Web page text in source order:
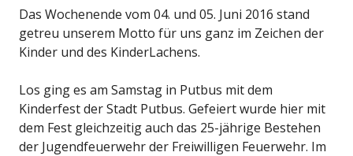
Das Wochenende vom 04. und 05. Juni 2016 stand
getreu unserem Motto für uns ganz im Zeichen der
Kinder und des KinderLachens.
Los ging es am Samstag in Putbus mit dem
Kinderfest der Stadt Putbus. Gefeiert wurde hier mit
dem Fest gleichzeitig auch das 25-jährige Bestehen
der Jugendfeuerwehr der Freiwilligen Feuerwehr. Im